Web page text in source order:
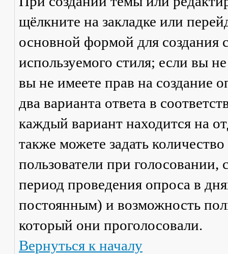
щёлкните на закладке или
основной формой для создания
используемого стиля; если вы
вы не имеете прав на создание
два варианта ответа в
каждый вариант находится на
также можете задать
пользователи при
период проведения опроса в
постоянным) и возможность
который они проголосовали.
Вернуться к началу